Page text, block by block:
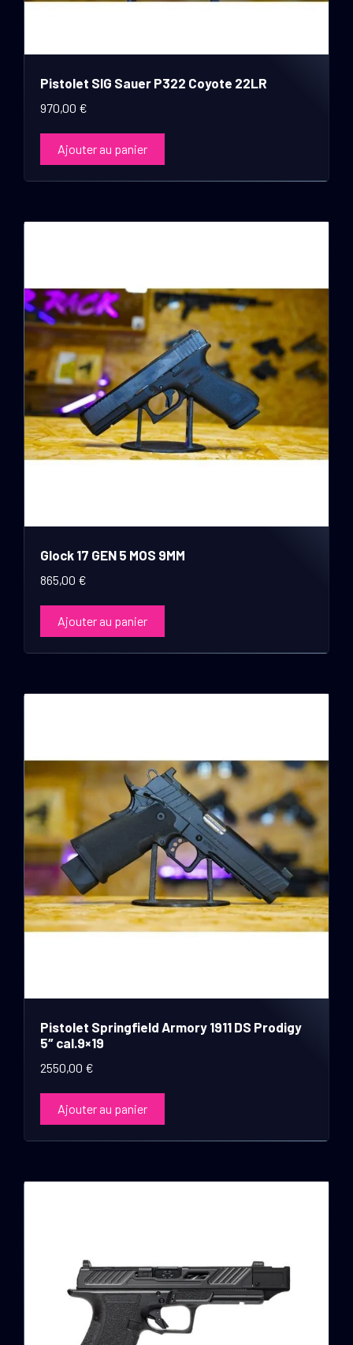
Pistolet SIG Sauer P322 Coyote 22LR
970,00 €
Ajouter au panier
Glock 17 GEN 5 MOS 9MM
865,00 €
Ajouter au panier
Pistolet Springfield Armory 1911 DS Prodigy
5″ cal.9×19
2550,00 €
Ajouter au panier